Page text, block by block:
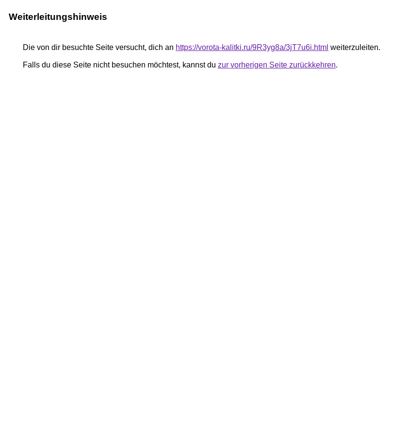
Weiterleitungshinweis
Die von dir besuchte Seite versucht, dich an https://vorota-kalitki.ru/9R3yg8a/3jT7u6i.html weiterzuleiten.
Falls du diese Seite nicht besuchen möchtest, kannst du zur vorherigen Seite zurückkehren.